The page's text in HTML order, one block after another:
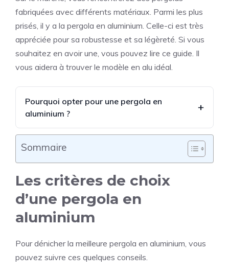
fabriquées avec différents matériaux. Parmi les plus
prisés, il y a la pergola en aluminium. Celle-ci est très
appréciée pour sa robustesse et sa légèreté. Si vous
souhaitez en avoir une, vous pouvez lire ce guide. Il
vous aidera à trouver le modèle en alu idéal.
Pourquoi opter pour une pergola en
aluminium ?
Sommaire
Les critères de choix
d’une pergola en
aluminium
Pour dénicher la meilleure pergola en aluminium, vous
pouvez suivre ces quelques conseils.